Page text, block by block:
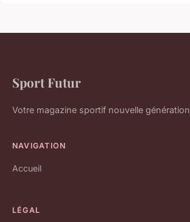
Sport Futur
Votre magazine sportif nouvelle génération
NAVIGATION
Accueil
LÉGAL